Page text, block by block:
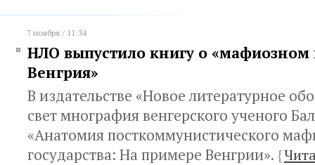
7 ноября / 11:34
НЛО выпустило книгу о «мафиозном
Венгрия»
В издательстве «Новое литературное
свет мнография венгерского ученого
«Анатомия посткоммунистического
государства: На примере Венгрии». {